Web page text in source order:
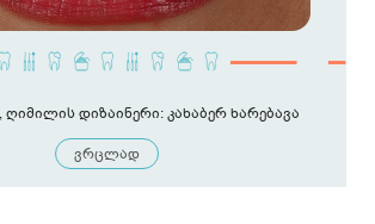
დიზაინერი: კახაბერ ხარებავა
ვრცლად